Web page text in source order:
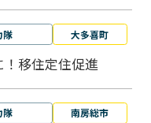
隊 大多喜町
！移住定住促進
隊 南房総市